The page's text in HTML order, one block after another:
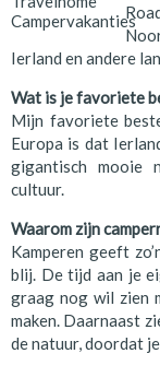
Ierland en andere
Wat is je favoriete
Mijn favoriete
Europa is dat
gigantisch mooie
cultuur.
Waarom zijn
Kamperen geeft
blij. De tijd aan je
graag nog wil zien
maken. Daarnaast
de natuur, doordat